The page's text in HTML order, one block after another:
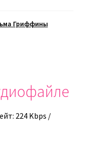
Гриффины
224 Kbps /